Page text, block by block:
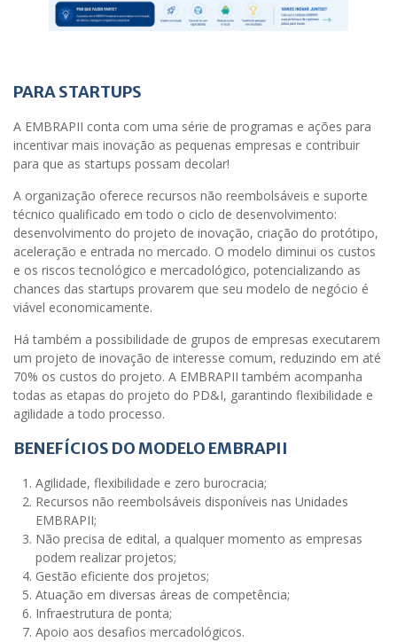
PARA STARTUPS
A EMBRAPII conta com uma série de programas e ações para
incentivar mais inovação as pequenas empresas e contribuir
para que as startups possam decolar!
A organização oferece recursos não reembolsáveis e suporte
técnico qualificado em todo o ciclo de desenvolvimento:
desenvolvimento do projeto de inovação, criação do protótipo,
aceleração e entrada no mercado. O modelo diminui os custos
e os riscos tecnológico e mercadológico, potencializando as
chances das startups provarem que seu modelo de negócio é
viável economicamente.
Há também a possibilidade de grupos de empresas executarem
um projeto de inovação de interesse comum, reduzindo em até
70% os custos do projeto. A EMBRAPII também acompanha
todas as etapas do projeto do PD&I, garantindo flexibilidade e
agilidade a todo processo.
BENEFÍCIOS DO MODELO EMBRAPII
Agilidade, flexibilidade e zero burocracia;
Recursos não reembolsáveis disponíveis nas Unidades
EMBRAPII;
Não precisa de edital, a qualquer momento as empresas
podem realizar projetos;
Gestão eficiente dos projetos;
Atuação em diversas áreas de competência;
Infraestrutura de ponta;
Apoio aos desafios mercadológicos.